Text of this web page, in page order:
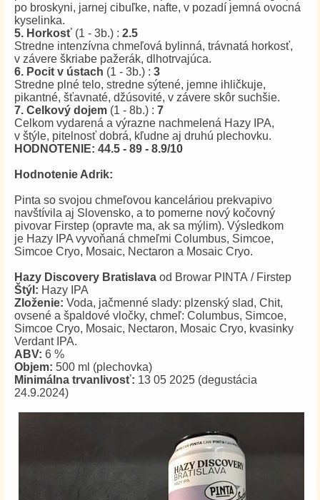
po broskyni, jarnej cibuľke, nafte, v pozadí jemná ovocná
kyselinka.
5. Horkosť (1 - 3b.) : 2.5
Stredne intenzívna chmeľová bylinná, trávnatá horkosť,
v závere škriabe pažerák, dlhotrvajúca.
6. Pocit v ústach (1 - 3b.) : 3
Stredne plné telo, stredne sýtené, jemne ihličkuje,
pikantné, šťavnaté, džúsovité, v závere skôr suchšie.
7. Celkový dojem (1 - 8b.) : 7
Celkom vydarená a výrazne nachmelená Hazy IPA,
v štýle, pitelnosť dobrá, kľudne aj druhú plechovku.
HODNOTENIE: 44.5 - 89 - 8.9/10
Hodnotenie Adrik:
Pinta so svojou chmeľovou kanceláriou prekvapivo
navštívila aj Slovensko, a to pomerne nový kočovný
pivovar Firstep (opravte ma, ak sa mýlim). Výsledkom
je Hazy IPA vyvoňaná chmeľmi Columbus, Simcoe,
Simcoe Cryo, Mosaic, Nectaron a Mosaic Cryo.
Hazy Discovery Bratislava od Browar PINTA / Firstep
Štýl: Hazy IPA
Zloženie: Voda, jačmenné slady: plzenský slad, Chit,
ovsené a špaldové vločky, chmeľ: Columbus, Simcoe,
Simcoe Cryo, Mosaic, Nectaron, Mosaic Cryo, kvasinky
Verdant IPA.
ABV: 6 %
Objem: 500 ml (plechovka)
Minimálna trvanlivosť: 13 05 2025 (degustácia
24.9.2024)